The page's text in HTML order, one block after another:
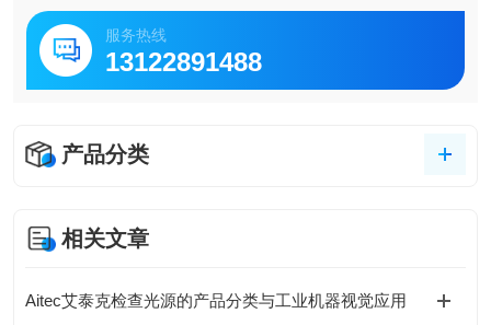
服务热线
13122891488
产品分类
相关文章
Aitec艾泰克检查光源的产品分类与工业机器视觉应用